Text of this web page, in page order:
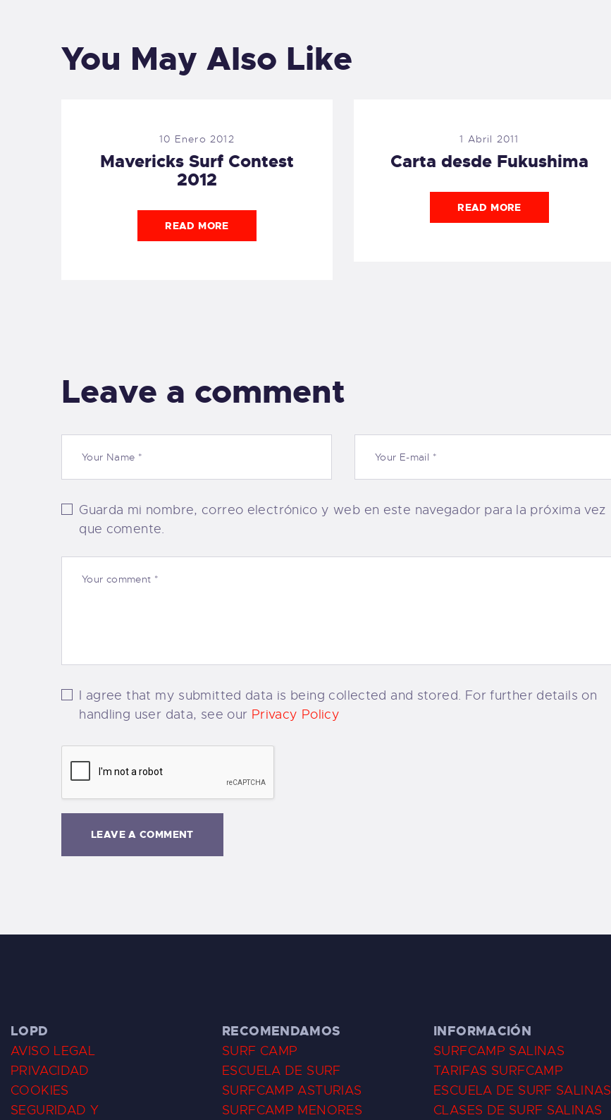
You May Also Like
10 Enero 2012
Mavericks Surf Contest
2012
READ MORE
1 Abril 2011
Carta desde Fukushima
READ MORE
Leave a comment
Guarda mi nombre, correo electrónico y web en este navegador para la próxima vez
que comente.
I agree that my submitted data is being collected and stored. For further details on
handling user data, see our Privacy Policy
LOPD
AVISO LEGAL
PRIVACIDAD
COOKIES
SEGURIDAD Y
RECOMENDAMOS
SURF CAMP
ESCUELA DE SURF
SURFCAMP ASTURIAS
SURFCAMP MENORES
INFORMACIÓN
SURFCAMP SALINAS
TARIFAS SURFCAMP
ESCUELA DE SURF SALINAS
CLASES DE SURF SALINAS